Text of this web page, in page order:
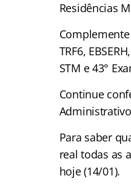
Residências
TRF6,
STM e 43°
Continue
Para saber
real todas as
hoje (14/01).